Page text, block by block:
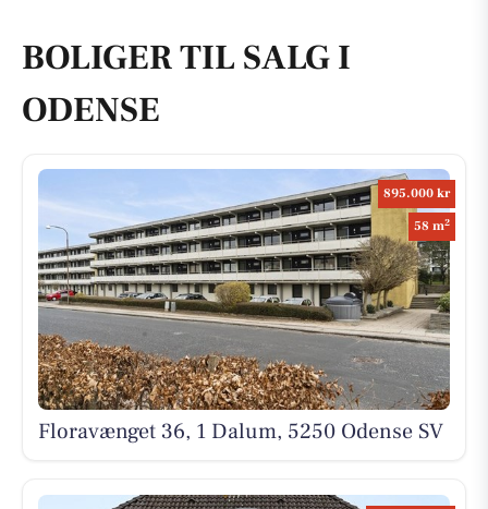
BOLIGER TIL SALG I
ODENSE
895.000 kr
58 m2
Floravænget 36, 1 Dalum, 5250 Odense SV